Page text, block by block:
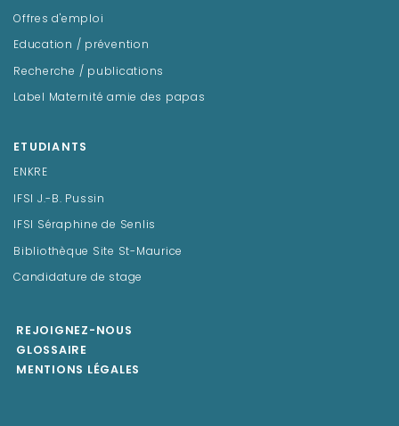
Offres d'emploi
Education / prévention
Recherche / publications
Label Maternité amie des papas
ETUDIANTS
ENKRE
IFSI J.-B. Pussin
IFSI Séraphine de Senlis
Bibliothèque Site St-Maurice
Candidature de stage
REJOIGNEZ-NOUS
GLOSSAIRE
MENTIONS LÉGALES